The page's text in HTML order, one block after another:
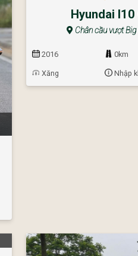
Hyundai
Chân cầu vượt
2016 0km
Xăng Nhập